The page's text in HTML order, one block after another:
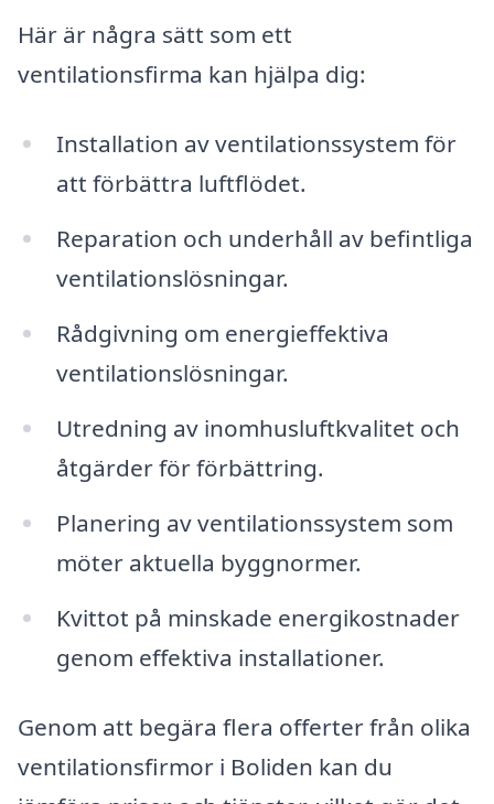
Här är några sätt som ett
ventilationsfirma kan hjälpa dig:
Installation av ventilationssystem för
att förbättra luftflödet.
Reparation och underhåll av befintliga
ventilationslösningar.
Rådgivning om energieffektiva
ventilationslösningar.
Utredning av inomhusluftkvalitet och
åtgärder för förbättring.
Planering av ventilationssystem som
möter aktuella byggnormer.
Kvittot på minskade energikostnader
genom effektiva installationer.
Genom att begära flera offerter från olika
ventilationsfirmor i Boliden kan du